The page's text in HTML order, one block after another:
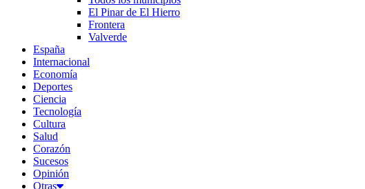
El Pinar de El Hierro
Frontera
Valverde
España
Internacional
Economía
Deportes
Ciencia
Tecnología
Cultura
Salud
Corazón
Sucesos
Opinión
Otras